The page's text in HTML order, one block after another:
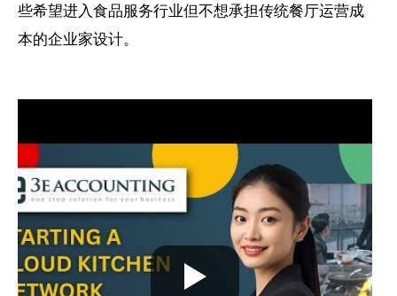
些希望进入食品服务行业但不想承担传统餐厅运营成
本的企业家设计。